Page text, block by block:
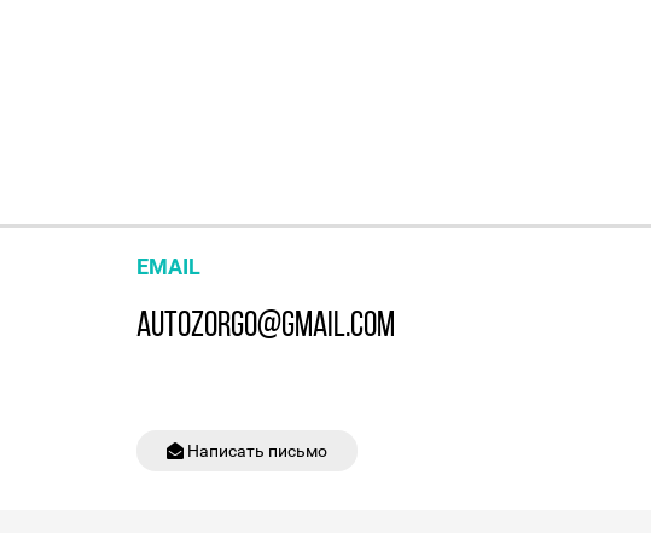
EMAIL
AUTOZORGO@GMAIL.COM
Написать письмо